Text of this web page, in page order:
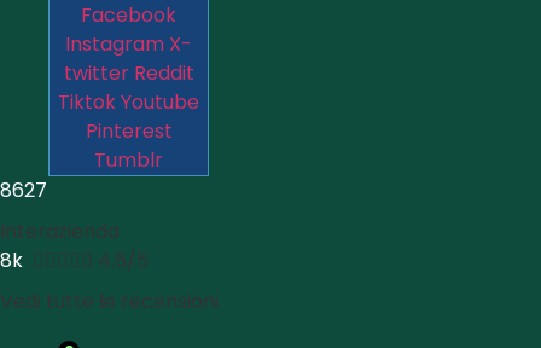
Facebook
Instagram X-
twitter Reddit
TiktokYoutube
Pinterest
Tumblr
8627
Interazienda
8k  4.5/5
Vedi tutte le recensioni